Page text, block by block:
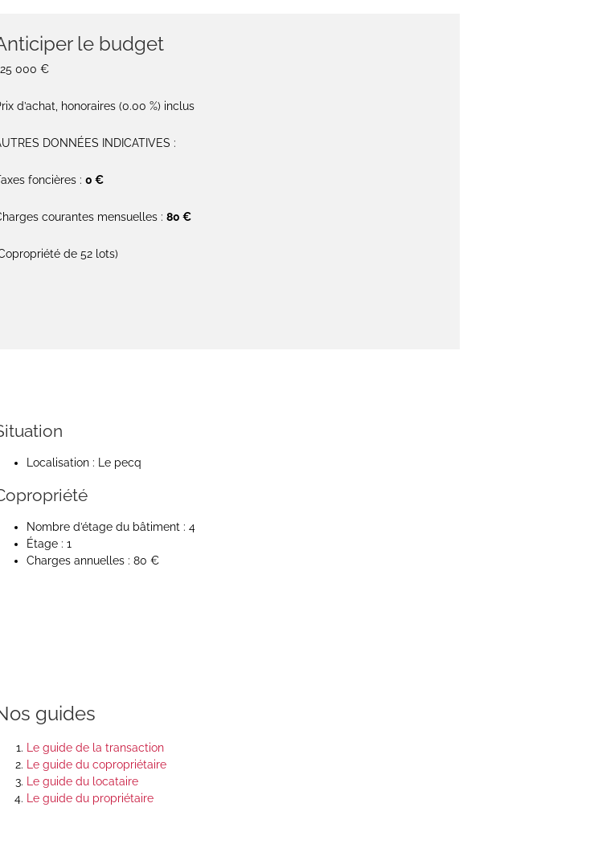
le budget
000 €
d’achat, honoraires (0.00 %) inclus
DONNÉES INDICATIVES :
foncières : 0 €
courantes mensuelles : 80 €
de 52 lots)
Localisation : Le pecq
Nombre d’étage du bâtiment : 4
Étage : 1
Charges annuelles : 80 €
guides
Le guide de la transaction
Le guide du copropriétaire
Le guide du locataire
Le guide du propriétaire